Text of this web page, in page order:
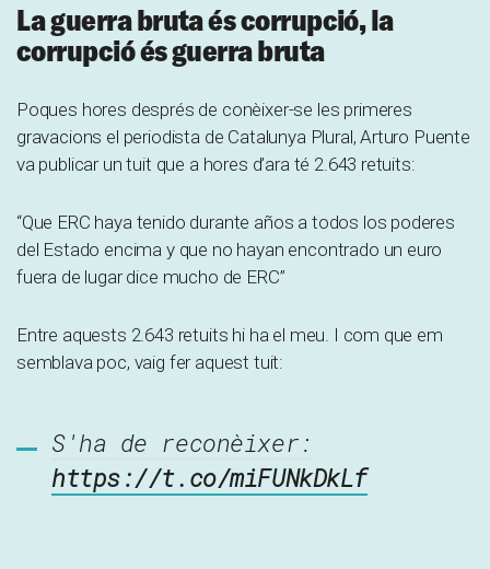
La guerra bruta és corrupció, la
corrupció és guerra bruta
Poques hores després de conèixer-se les primeres
gravacions el periodista de Catalunya Plural, Arturo Puente
va publicar un tuit que a hores d’ara té 2.643 retuits:
“Que ERC haya tenido durante años a todos los poderes
del Estado encima y que no hayan encontrado un euro
fuera de lugar dice mucho de ERC”
Entre aquests 2.643 retuits hi ha el meu. I com que em
semblava poc, vaig fer aquest tuit:
S'ha de reconèixer:
https://t.co/miFUNkDkLf